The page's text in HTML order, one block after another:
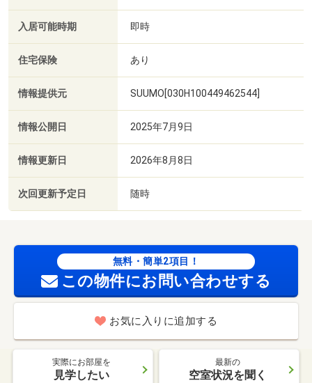
入居可能時期 即時
住宅保険 あり
情報提供元 SUUMO[030H100449462544]
情報公開日 2025年7月9日
情報更新日 2026年8月8日
次回更新予定日 随時
無料・簡単2項目！
この物件にお問い合わせする
お気に入りに追加する
実際にお部屋を
見学したい
最新の
空室状況を聞く